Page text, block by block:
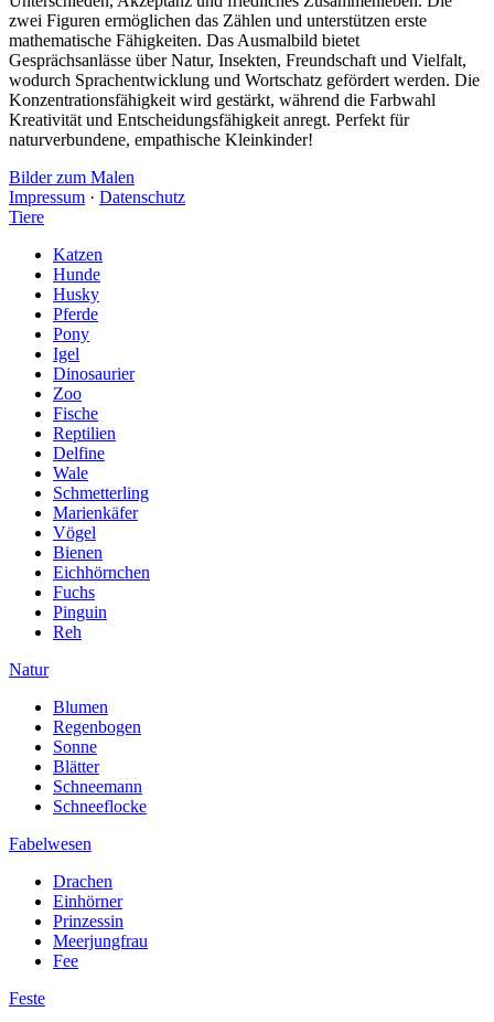
zwei Figuren ermöglichen das Zählen und unterstützen erste
mathematische Fähigkeiten. Das Ausmalbild bietet
Gesprächsanlässe über Natur, Insekten, Freundschaft und Vielfalt,
wodurch Sprachentwicklung und Wortschatz gefördert werden. Die
Konzentrationsfähigkeit wird gestärkt, während die Farbwahl
Kreativität und Entscheidungsfähigkeit anregt. Perfekt für
naturverbundene, empathische Kleinkinder!
Bilder zum Malen
Impressum · Datenschutz
Tiere
Katzen
Hunde
Husky
Pferde
Pony
Igel
Dinosaurier
Zoo
Fische
Reptilien
Delfine
Wale
Schmetterling
Marienkäfer
Vögel
Bienen
Eichhörnchen
Fuchs
Pinguin
Reh
Natur
Blumen
Regenbogen
Sonne
Blätter
Schneemann
Schneeflocke
Fabelwesen
Drachen
Einhörner
Prinzessin
Meerjungfrau
Fee
Feste